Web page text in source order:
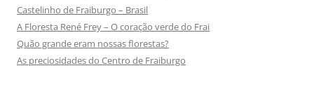
Castelinho de Fraiburgo – Brasil
A Floresta René Frey – O coração verde do Frai
Quão grande eram nossas florestas?
As preciosidades do Centro de Fraiburgo